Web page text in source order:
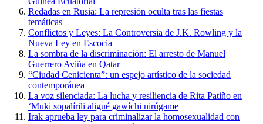
Redadas en Rusia: La represión oculta tras las fiestas
temáticas
Conflictos y Leyes: La Controversia de J.K. Rowling y la
Nueva Ley en Escocia
La sombra de la discriminación: El arresto de Manuel
Guerrero Aviña en Qatar
“Ciudad Cenicienta”: un espejo artístico de la sociedad
contemporánea
La voz silenciada: La lucha y resiliencia de Rita Patiño en
‘Muki sopalírili aligué gawíchi nirúgame
Irak aprueba ley para criminalizar la homosexualidad con